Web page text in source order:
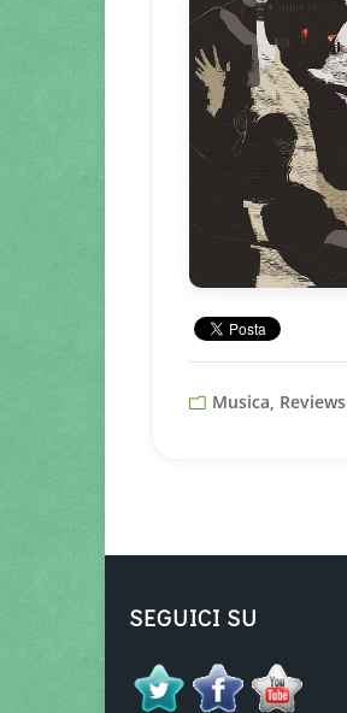
Musica, Reviews
SEGUICI SU